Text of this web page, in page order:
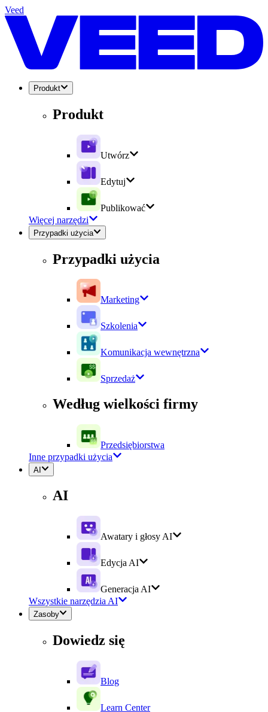
Veed
Produkt
Produkt
Utwórz
Edytuj
Publikować
Więcej narzędzi
Przypadki użycia
Przypadki użycia
Marketing
Szkolenia
Komunikacja wewnętrzna
Sprzedaż
Według wielkości firmy
Przedsiębiorstwa
Inne przypadki użycia
AI
AI
Awatary i głosy AI
Edycja AI
Generacja AI
Wszystkie narzędzia AI
Zasoby
Dowiedz się
Blog
Learn Center